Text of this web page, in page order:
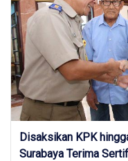
Disaksikan KPK
Surabaya Terima